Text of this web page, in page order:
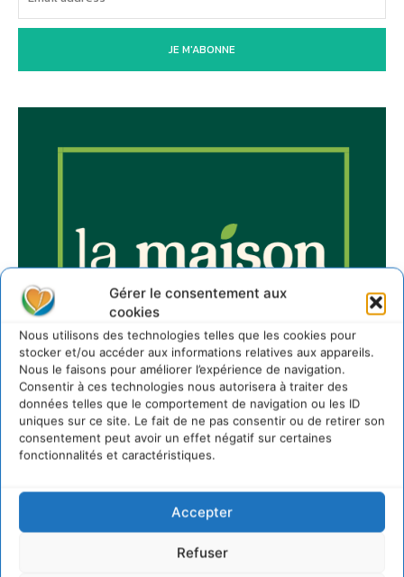
Gérer le consentement aux
cookies
Nous utilisons des technologies telles que les cookies pour
stocker et/ou accéder aux informations relatives aux appareils.
Nous le faisons pour améliorer l’expérience de navigation.
Consentir à ces technologies nous autorisera à traiter des
données telles que le comportement de navigation ou les ID
uniques sur ce site. Le fait de ne pas consentir ou de retirer son
consentement peut avoir un effet négatif sur certaines
fonctionnalités et caractéristiques.
Accepter
Refuser
JE M'ABONNE
Sur Cdurable